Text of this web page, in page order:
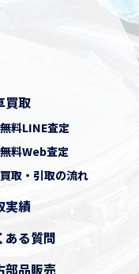
買取
無料LINE査定
無料Web査定
買取・引取の流れ
実績
ある質問
部品販売